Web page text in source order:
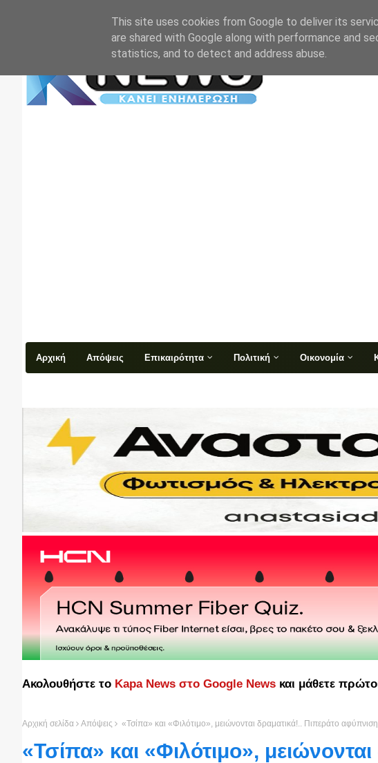
Αρχική Απόψεις Επικαιρότητα Πολιτική Οικονομία
Ακολουθήστε το Kapa News στο Google News και μάθετε
Αρχική σελίδα Απόψεις «Τσίπα» και «Φιλότιμο», μειώνονται δραματικά!.. Πιπεράτο
«Τσίπα» και «Φιλότιμο»,
This site uses cookies from Google to deliver its
are shared with Google along with performance and
statistics, and to detect and address abuse.